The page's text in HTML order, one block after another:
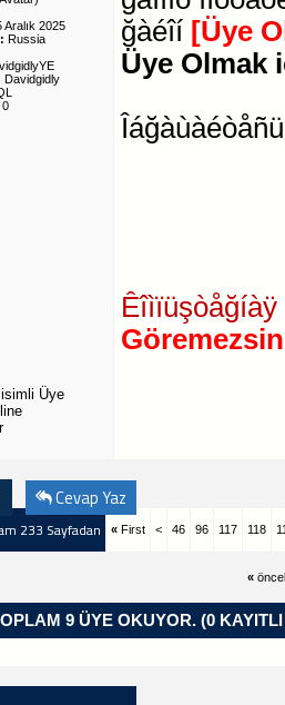
Aralık 2025
Russia
Davidgidly
0
ğàéîí [Üye
Üye Olmak
Cevap Yaz
233 Sayfadan « First < 46 96 117 118
«
9 ÜYE OKUYOR.(0